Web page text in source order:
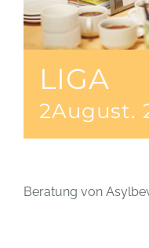
LIGA
2August.
Beratung von